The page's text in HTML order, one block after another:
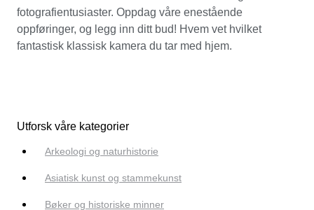
fotografientusiaster. Oppdag våre enestående
oppføringer, og legg inn ditt bud! Hvem vet hvilket
fantastisk klassisk kamera du tar med hjem.
Utforsk våre kategorier
Arkeologi og naturhistorie
Asiatisk kunst og stammekunst
Bøker og historiske minner